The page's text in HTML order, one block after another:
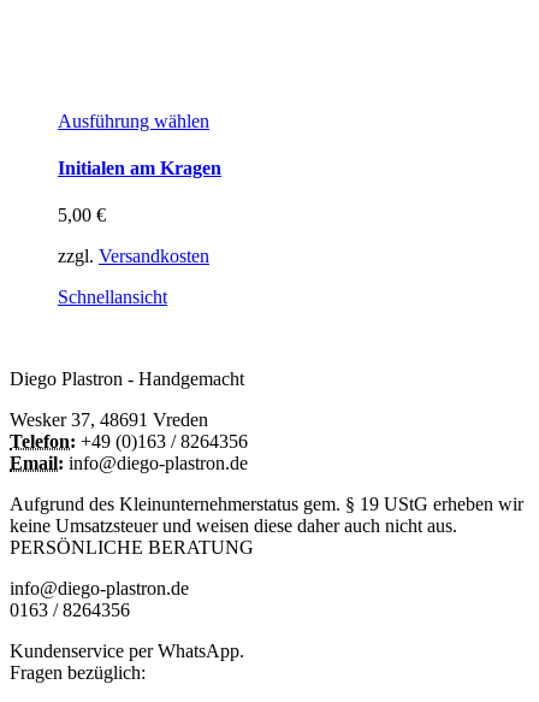
Ausführung wählen
weist
Optionen
gewählt
Initialen am Kragen
5,00 €
zzgl. Versandkosten
Schnellansicht
Diego Plastron - Handgemacht
Wesker 37, 48691 Vreden
Telefon: +49 (0)163 / 8264356
Email: info@diego-plastron.de
Aufgrund des Kleinunternehmerstatus gem. § 19 UStG erheben wir
keine Umsatzsteuer und weisen diese daher auch nicht aus.
PERSÖNLICHE BERATUNG
info@diego-plastron.de
0163 / 8264356
Kundenservice per WhatsApp.
Fragen bezüglich: